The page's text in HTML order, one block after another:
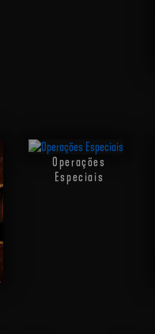
Operações
Especiais